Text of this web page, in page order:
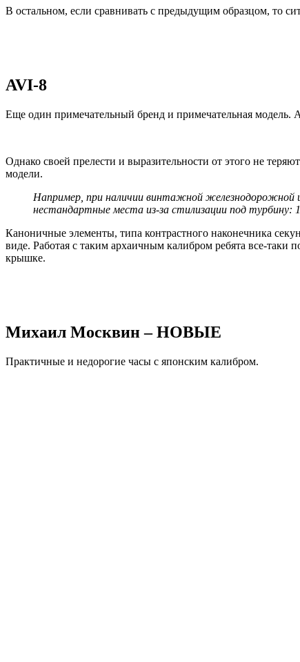
В остальном, если сравнивать с предыдущим образцом, то
AVI-8
Еще один примечательный бренд и примечательная модель.
Однако своей прелести и выразительности от этого не
модели.
Например, при наличии винтажной железнодорожной шкалы, здесь мы наблюдает минутную шкалу, которая замещает часовую. При этом под часовые деления здесь выделены
нестандартные места из-за стилизации под турбину:
Каноничные элементы, типа контрастного наконечника
виде. Работая с таким архаичным калибром ребята все-таки
крышке.
Михаил Москвин – НОВЫЕ
Практичные и недорогие часы с японским калибром.